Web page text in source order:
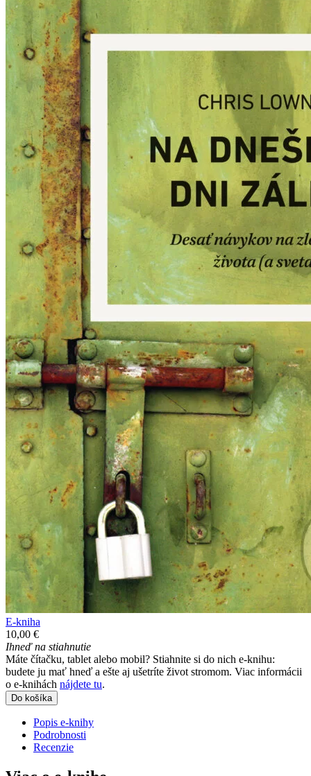
E-kniha
10,00 €
Ihneď na stiahnutie
Máte čítačku, tablet alebo mobil? Stiahnite si do nich e-knihu:
budete ju mať hneď a ešte aj ušetríte život stromom. Viac informácii
o e-knihách nájdete tu.
Do košíka
Popis e-knihy
Podrobnosti
Recenzie